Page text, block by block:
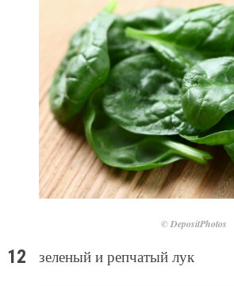
© DepositPhotos
зеленый и репчатый лук